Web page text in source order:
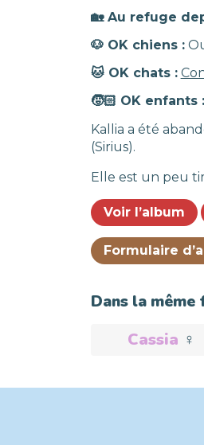
🏡 Au refuge
🐶 OK chiens :
🐱 OK chats :
🧒🏻 OK enfants :
Kallia a été
(Sirius).
Elle est un peu
Voir l’album
Formulaire
Dans la
Cassia ♀️